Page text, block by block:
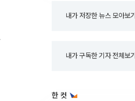
내가 저장한 뉴스 모아보기
내가 구독한 기자 전체보기
한 컷